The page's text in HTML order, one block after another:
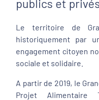
publics et
Le territoire de
historiquement par
engagement citoyen
sociale et solidaire.
A partir de 2019, le
Projet